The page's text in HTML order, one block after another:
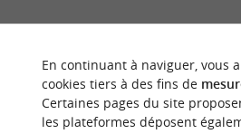
NOUS AVONS
En continuant à naviguer, vous
cookies tiers à des fins de
Certaines pages du site
les plateformes déposent